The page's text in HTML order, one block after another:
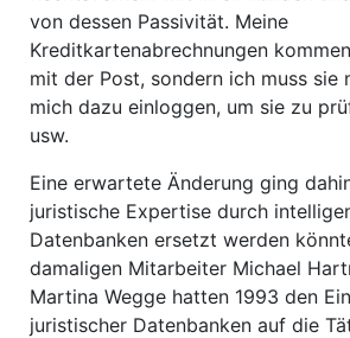
von dessen Passivität. Meine
Kreditkartenabrechnungen
mit der Post, sondern ich muss sie
mich dazu einloggen, um sie zu
usw.
Eine erwartete Änderung ging
juristische Expertise durch
Datenbanken ersetzt werden
damaligen Mitarbeiter Michael
Martina Wegge hatten 1993 den
juristischer Datenbanken auf die